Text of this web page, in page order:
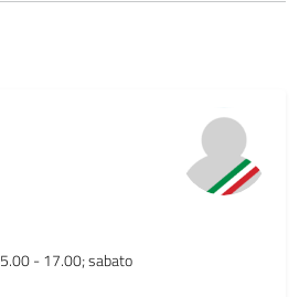
- 17.00; sabato